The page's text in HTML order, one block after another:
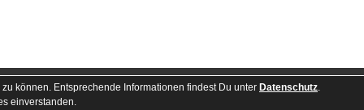
können. Entsprechende Informationen findest Du unter Datenschutz.
einverstanden.